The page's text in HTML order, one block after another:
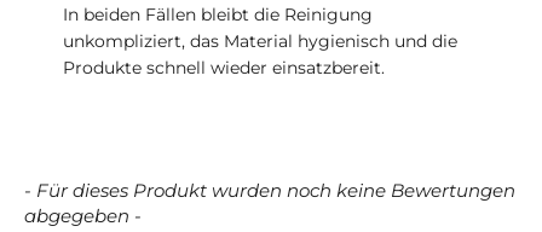
In beiden Fällen bleibt die Reinigung
unkompliziert, das Material hygienisch und die
Produkte schnell wieder einsatzbereit.
- Für dieses Produkt wurden noch keine Bewertungen
abgegeben -
New content loaded